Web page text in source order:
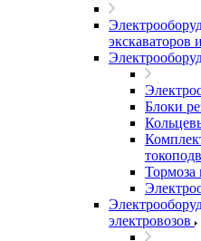
экскаваторов
Блоки
электровозов